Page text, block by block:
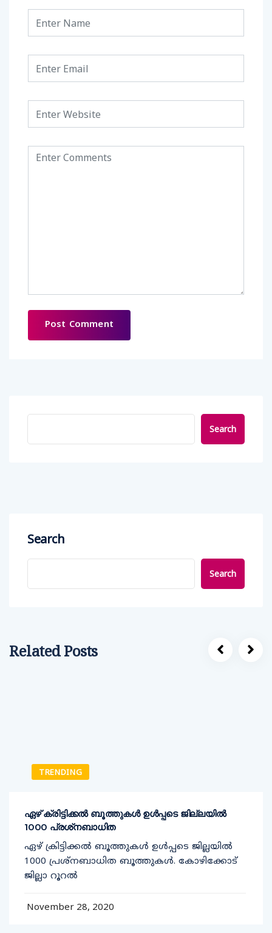
Search
Search
Search
Related Posts
TRENDING
ഏഴ് ക്രിട്ടിക്കല്‍ ബൂത്തുകള്‍ ഉള്‍പ്പടെ ജില്ലയില്‍
1000 പ്രശ്‌നബാധിത
ഏഴ് ക്രിട്ടിക്കല്‍ ബൂത്തുകള്‍ ഉള്‍പ്പടെ ജില്ലയില്‍
1000 പ്രശ്‌നബാധിത ബൂത്തുകള്‍. കോഴിക്കോട്
ജില്ലാ റൂറല്‍
November 28, 2020